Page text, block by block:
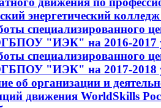
энергетический
специализированного
"ИЭК" на 2016-2017
специализированного
"ИЭК" на 2017-2018
об организации и
движения WorldSkills